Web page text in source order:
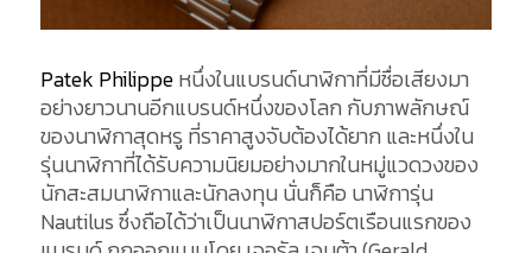
Patek Philippeหนึ่งในแบรนด์นาฬิกาที่มีชื่อเสียงมา
อย่างยาวนานอีกแบรนด์หนึ่งของโลก กับภาพลักษณ์
ของนาฬิกาสุดหรู ที่ราคาสูงจับต้องได้ยาก และหนึ่งใน
รุ่นนาฬิกาที่ได้รับความนิยมอย่างมากในหมู่แวดวงของ
นักสะสมนาฬิกาและนักลงทุน นั่นก็คือ นาฬิการุ่น
Nautilus ซึ่งถือได้ว่าเป็นนาฬิกาสปอร์ตเรือนแรกของ